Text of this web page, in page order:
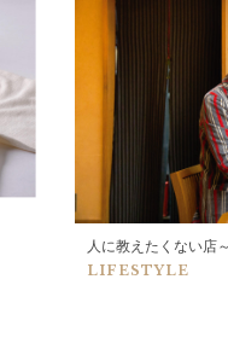
人に教えたくない店
LIFESTYLE